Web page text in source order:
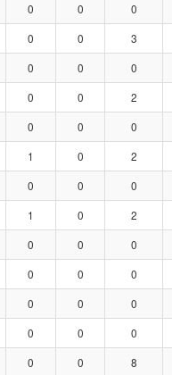
0 0 0
0 0 3
0 0 0
0 0 2
0 0 0
1 0 2
0 0 0
1 0 2
0 0 0
0 0 0
0 0 0
0 0 0
0 0 8